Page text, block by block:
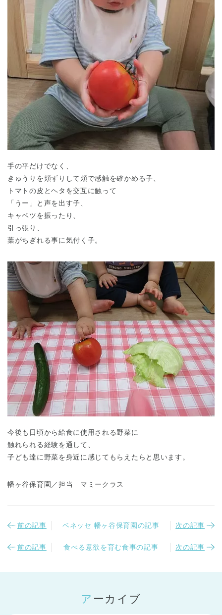
千葉県 千葉県 全域
埼玉県 埼玉県 全域
兵庫県
手の平だけでなく、
きゅうりを頬ずりして頬で感触を確かめる子、
トマトの皮とヘタを交互に触って
「うー」と声を出す子、
キャベツを振ったり、
引っ張り、
葉がちぎれる事に気付く子。
今後も日頃から給食に使用される野菜に
触れられる経験を通して、
子ども達に野菜を身近に感じてもらえたらと思います。
幡ヶ谷保育園／担当 マミークラス
前の記事 ベネッセ 幡ヶ谷保育園の記事 次の記事
前の記事 食べる意欲を育む食事の記事 次の記事
アーカイブ